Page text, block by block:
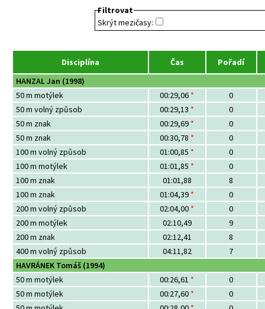
Filtrovat
Skrýt mezičasy:
Disciplína Čas
Pořadí
HANZAL Jan (1998)
50 m motýlek
00:29,06 *
0
50 m volný způsob
00:29,13 *
0
50 m znak
00:29,69 *
0
50 m znak
00:30,78 *
0
100 m volný způsob
01:00,85 *
0
100 m motýlek
01:01,85 *
0
100 m znak
01:01,88
8
100 m znak
01:04,39 *
0
200 m volný způsob
02:04,00 *
0
200 m motýlek
02:10,49
9
200 m znak
02:12,41
8
400 m volný způsob
04:11,82
7
HAVRÁNEK Tomáš (1994)
50 m motýlek
00:26,61 *
0
50 m motýlek
00:27,60 *
0